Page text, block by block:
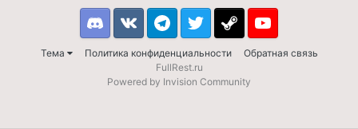
Тема Политика конфиденциальности Обратная связь
DiscordVK TelegramTwitter Steam Youtube
FullRest.ru
Powered by Invision Community